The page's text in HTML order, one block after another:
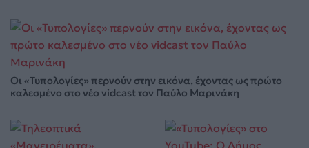
Οι «Τυπολογίες» περνούν στην εικόνα, έχοντας ως πρώτο
καλεσμένο στο νέο vidcast τον Παύλο Μαρινάκη